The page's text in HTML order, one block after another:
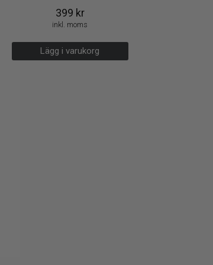
399 kr
inkl. moms
Lägg i varukorg